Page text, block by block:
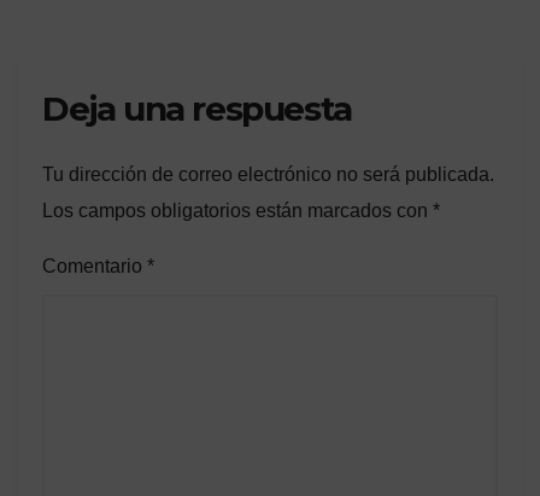
Deja una respuesta
Tu dirección de correo electrónico no será publicada.
Los campos obligatorios están marcados con *
Comentario *